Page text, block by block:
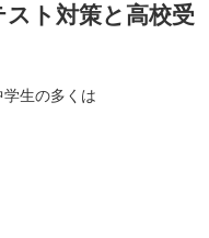
スト対策と高校受
生の多くは